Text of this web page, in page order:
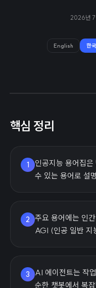
2026년 7
English 한
핵심 정리
1
인공지능 용어집
수 있는 용어로 설
2
주요 용어에는 인
AGI (인공 일반 지
3
AI 에이전트는 작
순한 챗봇에서 복